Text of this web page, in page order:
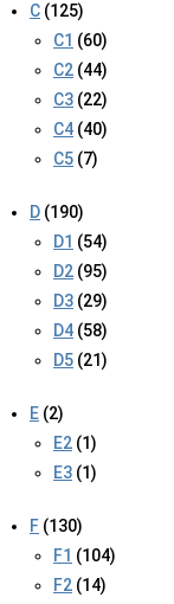
C (125)
C1 (60)
C2 (44)
C3 (22)
C4 (40)
C5 (7)
D (190)
D1 (54)
D2 (95)
D3 (29)
D4 (58)
D5 (21)
E (2)
E2 (1)
E3 (1)
F (130)
F1 (104)
F2 (14)